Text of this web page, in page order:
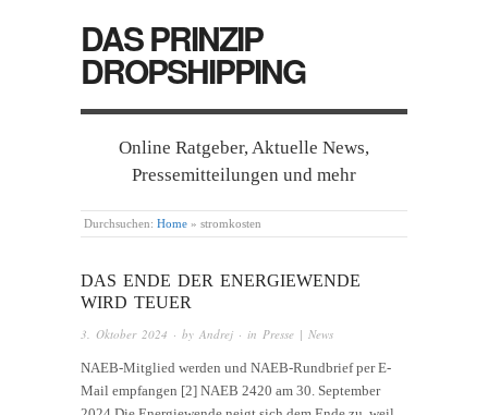
DAS PRINZIP
DROPSHIPPING
Online Ratgeber, Aktuelle News,
Pressemitteilungen und mehr
Durchsuchen: Home » stromkosten
DAS ENDE DER ENERGIEWENDE
WIRD TEUER
3. Oktober 2024 · by Andrej · in Presse | News
NAEB-Mitglied werden und NAEB-Rundbrief per E-
Mail empfangen [2] NAEB 2420 am 30. September